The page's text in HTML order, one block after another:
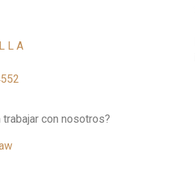
L A
trabajar con nosotros?